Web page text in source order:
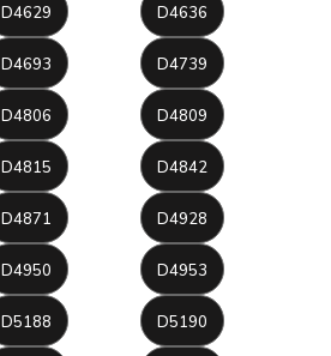
D4629 D4636
D4693 D4739
D4806 D4809
D4815 D4842
D4871 D4928
D4950 D4953
D5188 D5190